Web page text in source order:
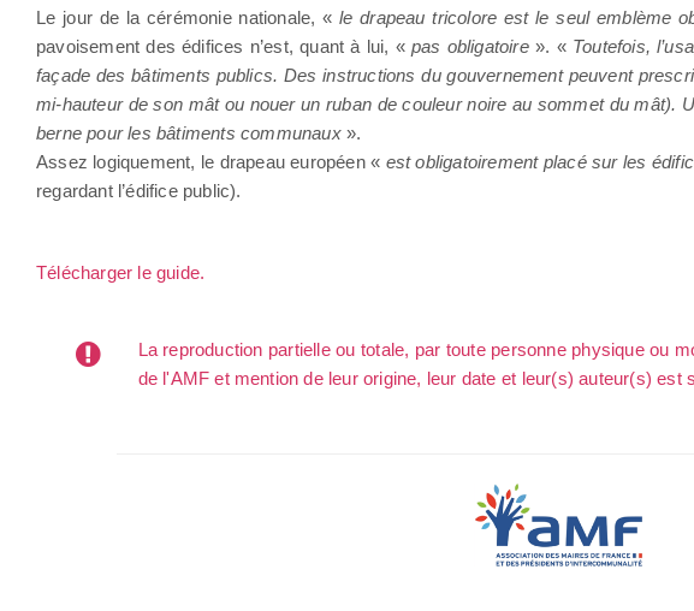
Le jour de la cérémonie nationale, « le drapeau tricolore est le seul emblème
pavoisement des édifices n’est, quant à lui, « pas obligatoire». « Toutefois,
façade des bâtiments publics. Des instructions du gouvernement peuvent
mi-hauteur de son mât ou nouer un ruban de couleur noire au sommet du mât).
berne pour les bâtiments communaux».
Assez logiquement, le drapeau européen « est obligatoirement placé sur les
regardant l’édifice public).
Télécharger le guide.
La reproduction partielle ou totale, par toute personne physique ou
de l'AMF et mention de leur origine, leur date et leur(s) auteur(s)